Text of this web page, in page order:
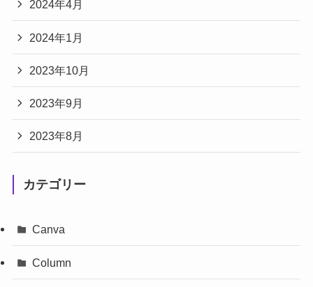
2024年4月
2024年1月
2023年10月
2023年9月
2023年8月
カテゴリー
Canva
Column